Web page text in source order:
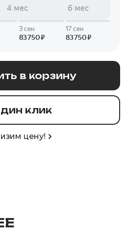
в корзину
клик
цену!